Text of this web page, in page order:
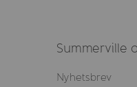
Summerville
Nyhetsbrev